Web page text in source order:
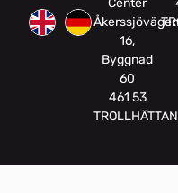
Center
16,
Byggnad
60
461 53
TROLLHÄTTAN